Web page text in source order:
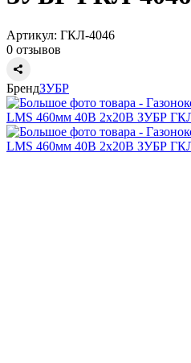
Артикул: ГКЛ-4046
0 отзывов
БрендЗУБР